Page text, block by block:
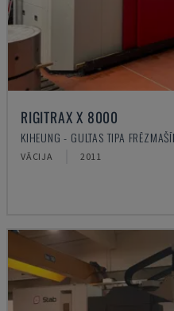
RIGITRAX X 8000
KIHEUNG - GULTAS TIPA
VĀCIJA 2011